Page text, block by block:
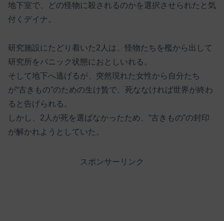
地下室で、どの怪物に殺されるのかを選択させられたと気
付くデイナ。
研究施設にたどり着いた2人は、怪物たちを檻から出して
研究所をパニック状態におとしいれる。
そして地下へ逃げるが、突然現れた女性から自分たち
が“古きもの”のための生け贄で、死ななければ世界が終わ
ると告げられる。
しかし、2人が死を選ばなかったため、“古きもの”の封印
が解かれようとしていた。
スポンサーリンク